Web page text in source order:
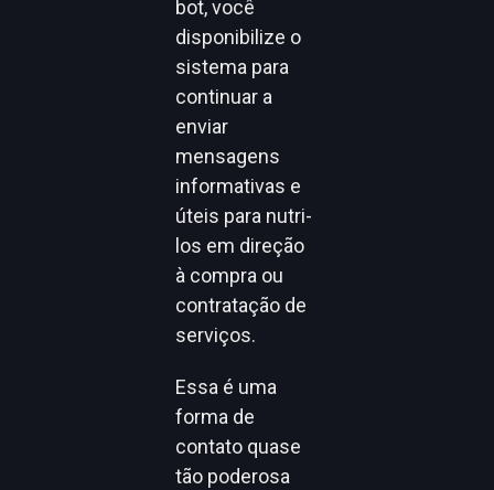
bot, você
disponibilize o
sistema para
continuar a
enviar
mensagens
informativas e
úteis para nutri-
los em direção
à compra ou
contratação de
serviços.
Essa é uma
forma de
contato quase
tão poderosa